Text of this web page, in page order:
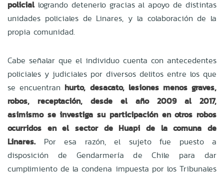
policial logrando detenerlo gracias al apoyo de distintas
unidades policiales de Linares, y la colaboración de la
propia comunidad.
Cabe señalar que el individuo cuenta con antecedentes
policiales y judiciales por diversos delitos entre los que
se encuentran hurto, desacato, lesiones menos graves,
robos, receptación, desde el año 2009 al 2017,
asimismo se investiga su participación en otros robos
ocurridos en el sector de Huapi de la comuna de
Linares. Por esa razón, el sujeto fue puesto a
disposición de Gendarmería de Chile para dar
cumplimiento de la condena impuesta por los Tribunales